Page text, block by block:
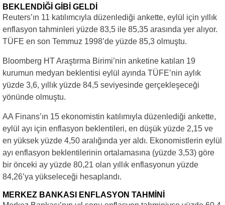
BEKLENDİĞİ GİBİ GELDİ
Reuters’ın 11 katılımcıyla düzenlediği ankette, eylül için yıllık
enflasyon tahminleri yüzde 83,5 ile 85,35 arasında yer alıyor.
TÜFE en son Temmuz 1998’de yüzde 85,3 olmuştu.
Bloomberg HT Araştırma Birimi’nin anketine katılan 19
kurumun medyan beklentisi eylül ayında TÜFE’nin aylık
yüzde 3,6, yıllık yüzde 84,5 seviyesinde gerçekleşeceği
yönünde olmuştu.
AA Finans’ın 15 ekonomistin katılımıyla düzenlediği ankette,
eylül ayı için enflasyon beklentileri, en düşük yüzde 2,15 ve
en yüksek yüzde 4,50 aralığında yer aldı. Ekonomistlerin eylül
ayı enflasyon beklentilerinin ortalamasına (yüzde 3,53) göre
bir önceki ay yüzde 80,21 olan yıllık enflasyonun yüzde
84,26’ya yükseleceği hesaplandı.
MERKEZ BANKASI ENFLASYON TAHMİNİ